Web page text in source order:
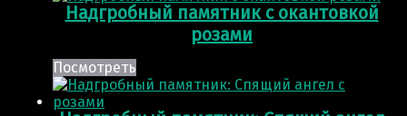
Надгробный памятник с окантовкой
розами
Посмотреть